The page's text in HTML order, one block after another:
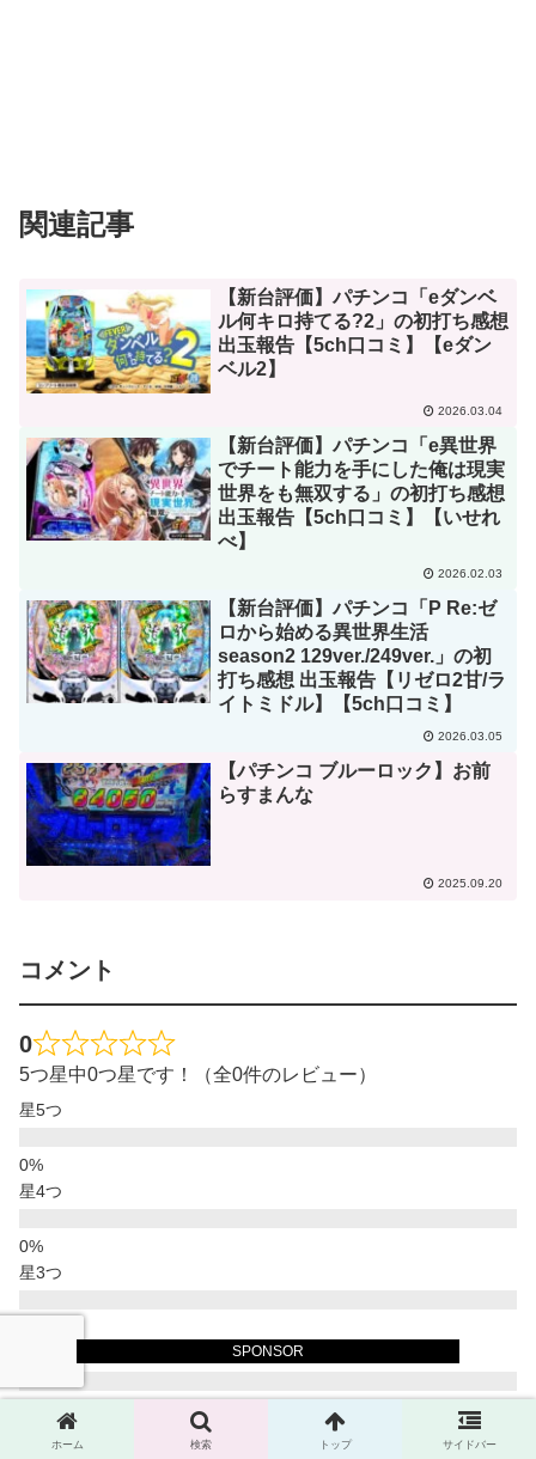
SPONSOR
関連記事
【新台評価】パチンコ「eダンベ
ル何キロ持てる?2」の初打ち感想
出玉報告【5ch口コミ】【eダン
ベル2】
2026.03.04
【新台評価】パチンコ「e異世界
でチート能力を手にした俺は現実
世界をも無双する」の初打ち感想
出玉報告【5ch口コミ】【いせれ
べ】
2026.02.03
【新台評価】パチンコ「P Re:ゼ
ロから始める異世界生活
season2 129ver./249ver.」の初
打ち感想 出玉報告【リゼロ2甘/ラ
イトミドル】【5ch口コミ】
2026.03.05
【パチンコ ブルーロック】お前
らすまんな
2025.09.20
コメント
0
5つ星中0つ星です！（全0件のレビュー）
星5つ
星4つ
星3つ
星1つ
ホーム 検索 トップ サイドバー